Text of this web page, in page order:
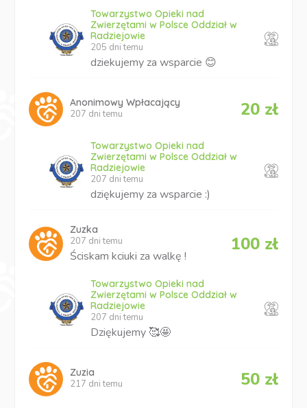
Towarzystwo Opieki nad
Zwierzętami w Polsce Oddział w
Radziejowie
205 dni temu
dziekujemy za wsparcie 😊
Anonimowy Wpłacający
207 dni temu
20 zł
Towarzystwo Opieki nad
Zwierzętami w Polsce Oddział w
Radziejowie
207 dni temu
dziękujemy za wsparcie :)
Zuzka
207 dni temu
Ściskam kciuki za walkę !
100 zł
Towarzystwo Opieki nad
Zwierzętami w Polsce Oddział w
Radziejowie
207 dni temu
Dziękujemy 🥰🤩
Zuzia
217 dni temu
50 zł